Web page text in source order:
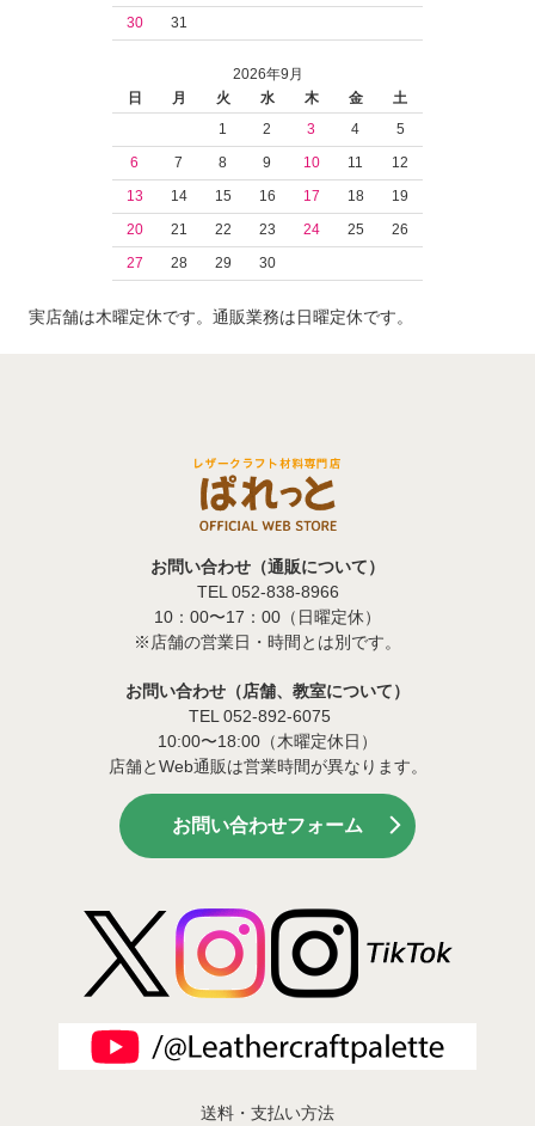
30
31
2026年9月
日
月 火 水 木 金
土
1
2 3 4
5
6
7 8 9 10 11
12
13
14 15 16 17 18
19
20
21 22 23 24 25
26
27
28 29 30
実店舗は木曜定休です。通販業務は日曜定休です。
お問い合わせ（通販について）
TEL 052-838-8966
10：00〜17：00（日曜定休）
※店舗の営業日・時間とは別です。
お問い合わせ（店舗、教室について）
TEL 052-892-6075
10:00〜18:00（木曜定休日）
店舗とWeb通販は営業時間が異なります。
お問い合わせフォーム
送料・支払い方法